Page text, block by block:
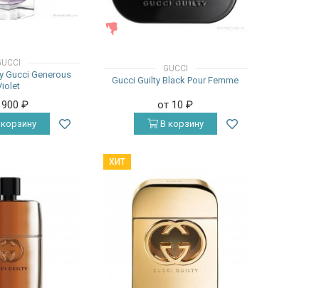
Gucci Generous
900₽
GUCCI
Gucci Guilty Black Pour Femme
от 10₽
В корзину
ХИТ